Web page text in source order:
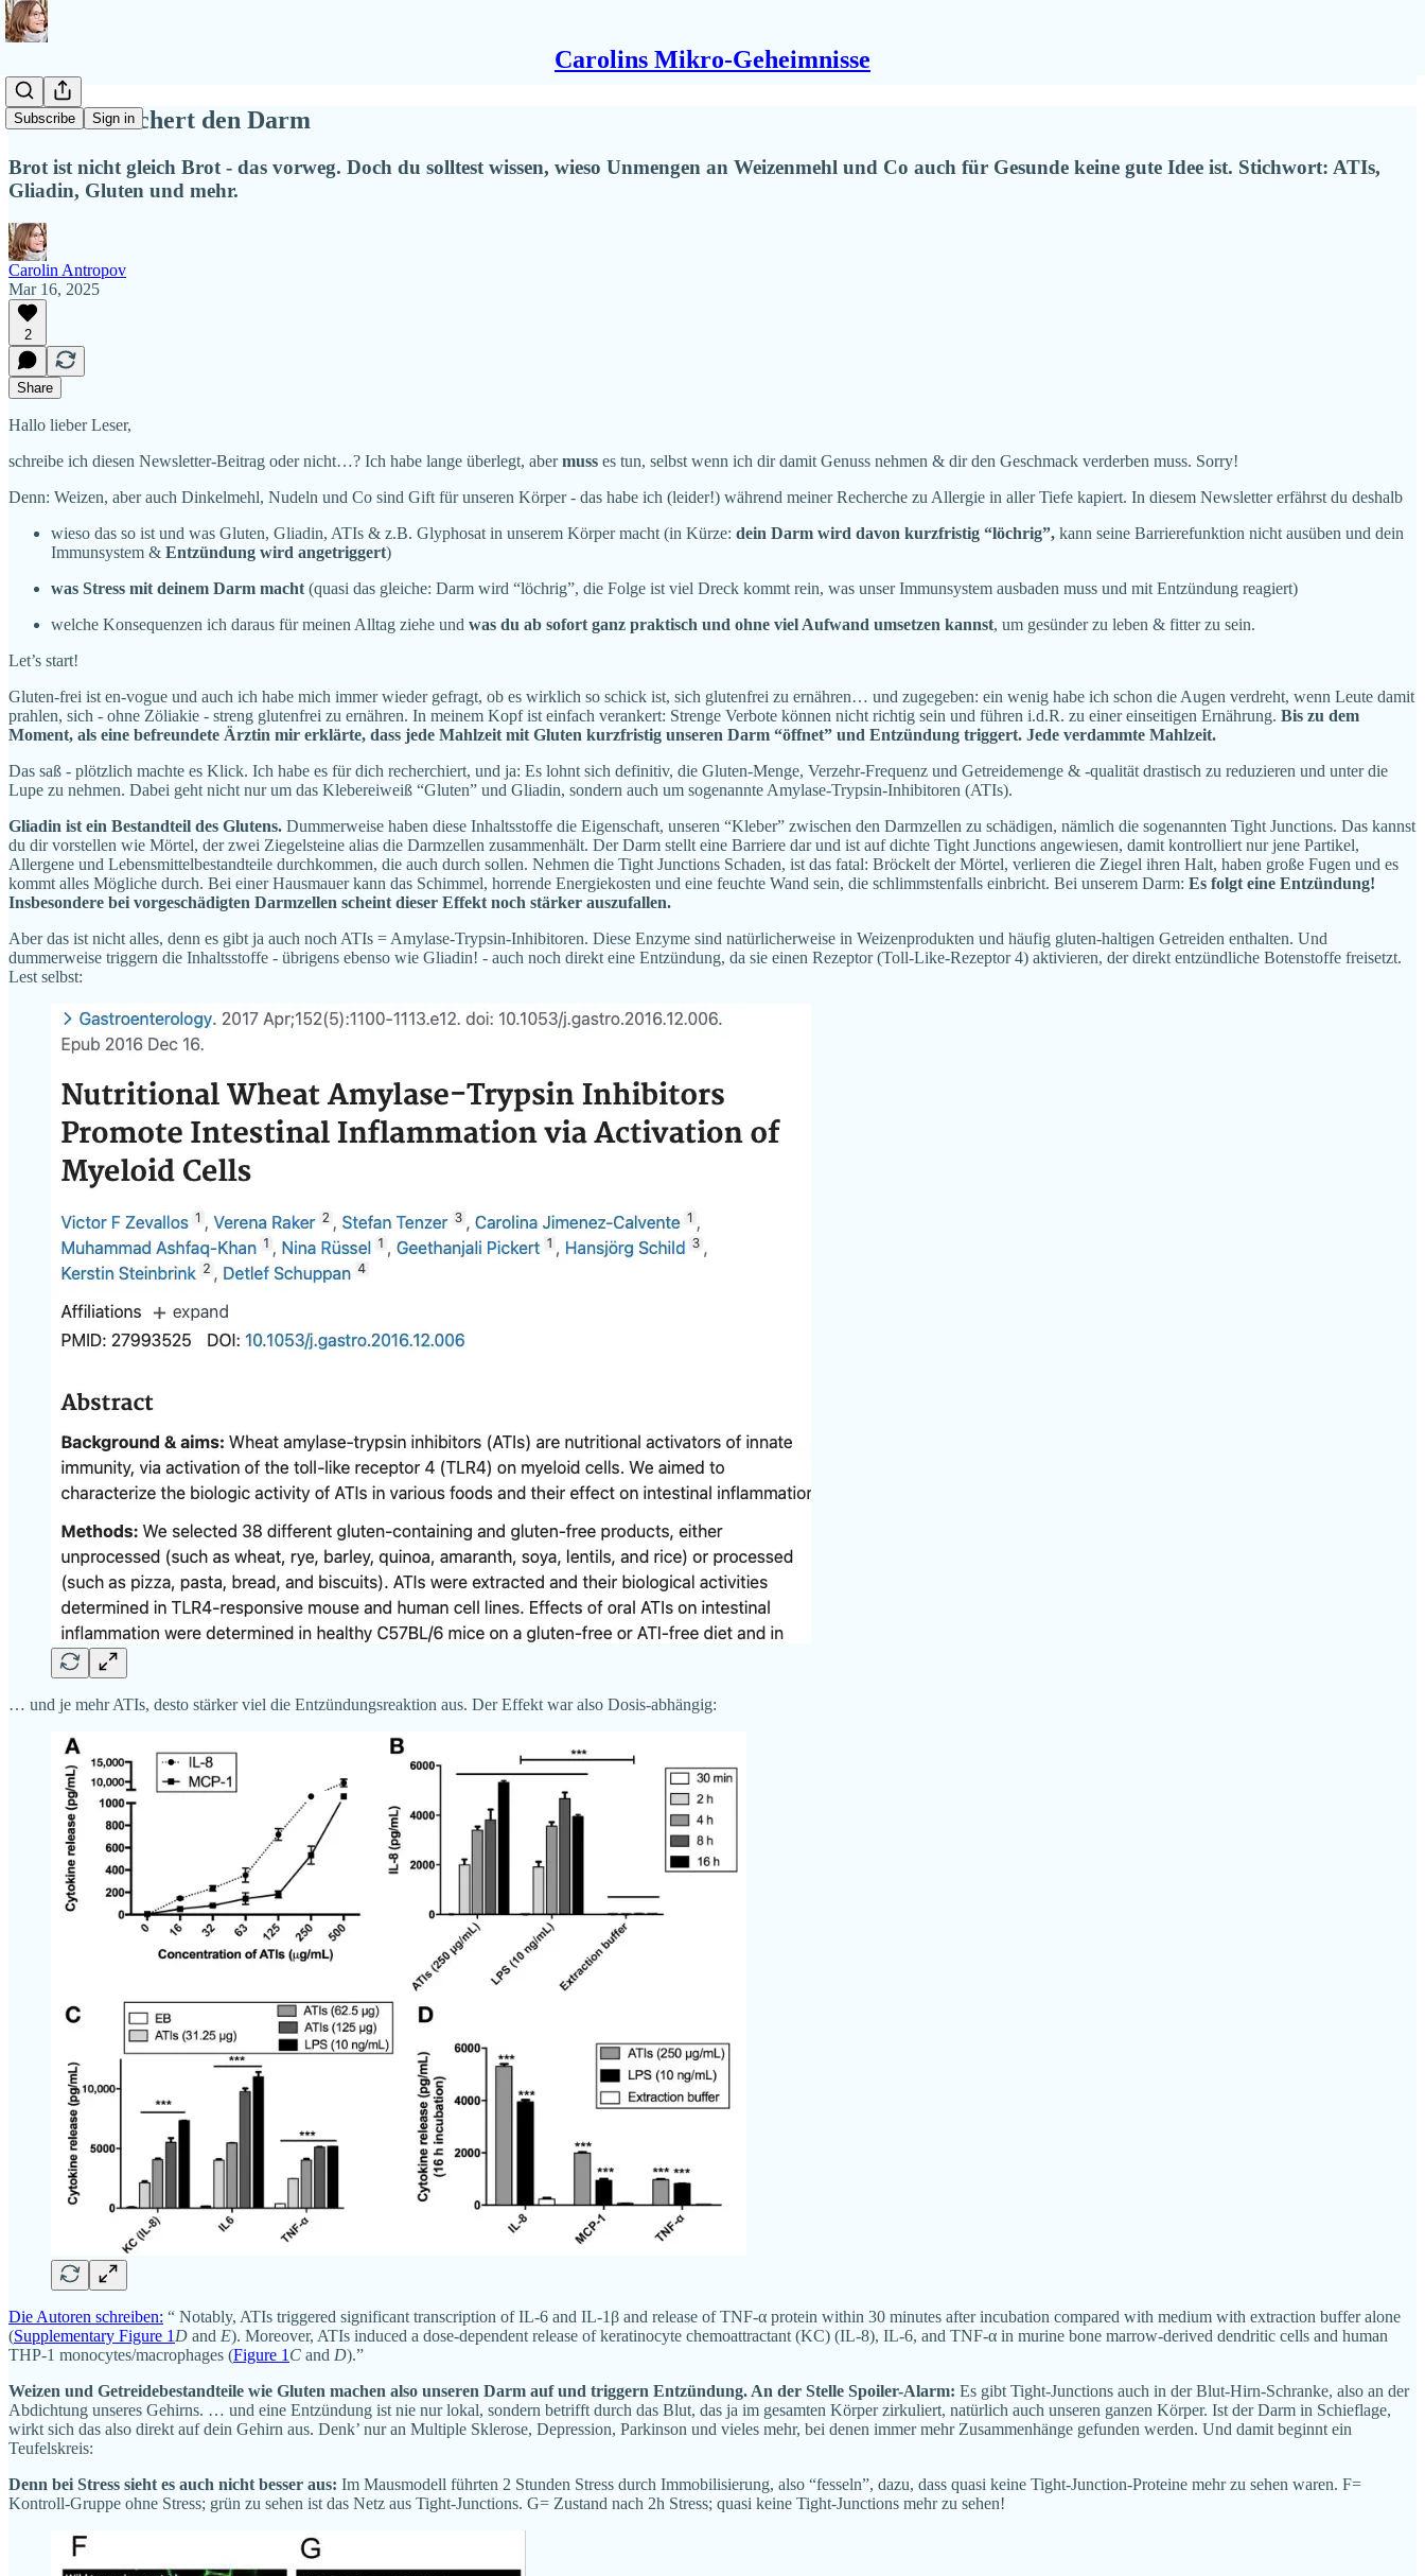
Carolins Mikro-Geheimnisse
Subscribe Sign in
#30: Brot löchert den Darm
Brot ist nicht gleich Brot - das vorweg. Doch du solltest wissen, wieso Unmengen an Weizenmehl und Co auch für Gesunde keine gute Idee ist. Stichwort: ATIs,
Gliadin, Gluten und mehr.
Carolin Antropov
Mar 16, 2025
2
Share
Hallo lieber Leser,
schreibe ich diesen Newsletter-Beitrag oder nicht…? Ich habe lange überlegt, abermuss es tun, selbst wenn ich dir damit Genuss nehmen & dir den Geschmack verderben muss. Sorry!
Denn: Weizen, aber auch Dinkelmehl, Nudeln und Co sind Gift für unseren Körper - das habe ich (leider!) während meiner Recherche zu Allergie in aller Tiefe kapiert. In diesem Newsletter erfährst du deshalb
wieso das so ist und was Gluten, Gliadin, ATIs & z.B. Glyphosat in unserem Körper macht (in Kürze: dein Darm wird davon kurzfristig “löchrig”, kann seine Barrierefunktion nicht ausüben und dein
Immunsystem & Entzündung wird angetriggert)
was Stress mit deinem Darm macht (quasi das gleiche: Darm wird “löchrig”, die Folge ist viel Dreck kommt rein, was unser Immunsystem ausbaden muss und mit Entzündung reagiert)
welche Konsequenzen ich daraus für meinen Alltag ziehe und was du ab sofort ganz praktisch und ohne viel Aufwand umsetzen kannst, um gesünder zu leben & fitter zu sein.
Let’s start!
Gluten-frei ist en-vogue und auch ich habe mich immer wieder gefragt, ob es wirklich so schick ist, sich glutenfrei zu ernähren… und zugegeben: ein wenig habe ich schon die Augen verdreht, wenn Leute damit
prahlen, sich - ohne Zöliakie - streng glutenfrei zu ernähren. In meinem Kopf ist einfach verankert: Strenge Verbote können nicht richtig sein und führen i.d.R. zu einer einseitigen Ernährung. Bis zu dem
Moment, als eine befreundete Ärztin mir erklärte, dass jede Mahlzeit mit Gluten kurzfristig unseren Darm “öffnet” und Entzündung triggert. Jede verdammte Mahlzeit.
Das saß - plötzlich machte es Klick. Ich habe es für dich recherchiert, und ja: Es lohnt sich definitiv, die Gluten-Menge, Verzehr-Frequenz und Getreidemenge & -qualität drastisch zu reduzieren und unter die
Lupe zu nehmen. Dabei geht nicht nur um das Klebereiweiß “Gluten” und Gliadin, sondern auch um sogenannte Amylase-Trypsin-Inhibitoren (ATIs).
Gliadin ist ein Bestandteil des Glutens. Dummerweise haben diese Inhaltsstoffe die Eigenschaft, unseren “Kleber” zwischen den Darmzellen zu schädigen, nämlich die sogenannten Tight Junctions. Das kannst
du dir vorstellen wie Mörtel, der zwei Ziegelsteine alias die Darmzellen zusammenhält. Der Darm stellt eine Barriere dar und ist auf dichte Tight Junctions angewiesen, damit kontrolliert nur jene Partikel,
Allergene und Lebensmittelbestandteile durchkommen, die auch durch sollen. Nehmen die Tight Junctions Schaden, ist das fatal: Bröckelt der Mörtel, verlieren die Ziegel ihren Halt, haben große Fugen und es
kommt alles Mögliche durch. Bei einer Hausmauer kann das Schimmel, horrende Energiekosten und eine feuchte Wand sein, die schlimmstenfalls einbricht. Bei unserem Darm: Es folgt eine Entzündung!
Insbesondere bei vorgeschädigten Darmzellen scheint dieser Effekt noch stärker auszufallen.
Aber das ist nicht alles, denn es gibt ja auch noch ATIs = Amylase-Trypsin-Inhibitoren. Diese Enzyme sind natürlicherweise in Weizenprodukten und häufig gluten-haltigen Getreiden enthalten. Und
dummerweise triggern die Inhaltsstoffe - übrigens ebenso wie Gliadin! - auch noch direkt eine Entzündung, da sie einen Rezeptor (Toll-Like-Rezeptor 4) aktivieren, der direkt entzündliche Botenstoffe freisetzt.
Lest selbst:
… und je mehr ATIs, desto stärker viel die Entzündungsreaktion aus. Der Effekt war also Dosis-abhängig:
Die Autoren schreiben: “ Notably, ATIs triggered significant transcription of IL-6 and IL-1β and release of TNF-α protein within 30 minutes after incubation compared with medium with extraction buffer alone
(Supplementary Figure 1 D and E). Moreover, ATIs induced a dose-dependent release of keratinocyte chemoattractant (KC) (IL-8), IL-6, and TNF-α in murine bone marrow-derived dendritic cells and human
THP-1 monocytes/macrophages (Figure 1 C and D).”
Weizen und Getreidebestandteile wie Gluten machen also unseren Darm auf und triggern Entzündung. An der Stelle Spoiler-Alarm: Es gibt Tight-Junctions auch in der Blut-Hirn-Schranke, also an der
Abdichtung unseres Gehirns. … und eine Entzündung ist nie nur lokal, sondern betrifft durch das Blut, das ja im gesamten Körper zirkuliert, natürlich auch unseren ganzen Körper. Ist der Darm in Schieflage,
wirkt sich das also direkt auf dein Gehirn aus. Denk’ nur an Multiple Sklerose, Depression, Parkinson und vieles mehr, bei denen immer mehr Zusammenhänge gefunden werden. Und damit beginnt ein
Teufelskreis:
Denn bei Stress sieht es auch nicht besser aus: Im Mausmodell führten 2 Stunden Stress durch Immobilisierung, also “fesseln”, dazu, dass quasi keine Tight-Junction-Proteine mehr zu sehen waren. F=
Kontroll-Gruppe ohne Stress; grün zu sehen ist das Netz aus Tight-Junctions. G= Zustand nach 2h Stress; quasi keine Tight-Junctions mehr zu sehen!